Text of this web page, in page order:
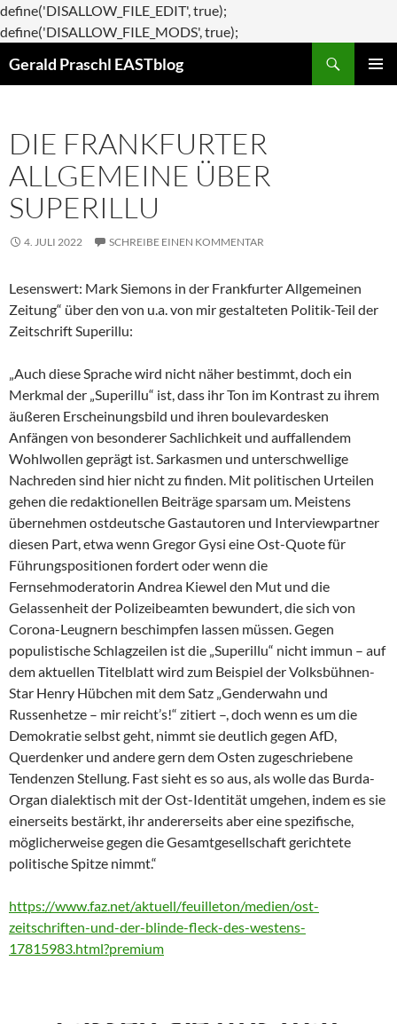
define('DISALLOW_FILE_EDIT', true);
define('DISALLOW_FILE_MODS', true);
Gerald Praschl EASTblog
DIE FRANKFURTER
ALLGEMEINE ÜBER
SUPERILLU
4. JULI 2022 SCHREIBE EINEN KOMMENTAR
Lesenswert: Mark Siemons in der Frankfurter Allgemeinen
Zeitung“ über den von u.a. von mir gestalteten Politik-Teil der
Zeitschrift Superillu:
„Auch diese Sprache wird nicht näher bestimmt, doch ein
Merkmal der „Superillu“ ist, dass ihr Ton im Kontrast zu ihrem
äußeren Erscheinungsbild und ihren boulevardesken
Anfängen von besonderer Sachlichkeit und auffallendem
Wohlwollen geprägt ist. Sarkasmen und unterschwellige
Nachreden sind hier nicht zu finden. Mit politischen Urteilen
gehen die redaktionellen Beiträge sparsam um. Meistens
übernehmen ostdeutsche Gastautoren und Interviewpartner
diesen Part, etwa wenn Gregor Gysi eine Ost-Quote für
Führungspositionen fordert oder wenn die
Fernsehmoderatorin An­drea Kiewel den Mut und die
Gelassenheit der Polizeibeamten bewundert, die sich von
Corona-Leugnern beschimpfen lassen müssen. Gegen
populistische Schlagzeilen ist die „Superillu“ nicht immun – auf
dem aktuellen Titelblatt wird zum Beispiel der Volksbühnen-
Star Henry Hübchen mit dem Satz „Genderwahn und
Russenhetze – mir reicht’s!“ zitiert –, doch wenn es um die
Demokratie selbst geht, nimmt sie deutlich gegen AfD,
Querdenker und andere gern dem Osten zugeschriebene
Tendenzen Stellung. Fast sieht es so aus, als wolle das Burda-
Organ dialektisch mit der Ost-Identität umgehen, indem es sie
einerseits bestärkt, ihr andererseits aber eine spezifische,
möglicherweise gegen die Gesamtgesellschaft gerichtete
politische Spitze nimmt.“
https://www.faz.net/aktuell/feuilleton/medien/ost-
zeitschriften-und-der-blinde-fleck-des-westens-
17815983.html?premium